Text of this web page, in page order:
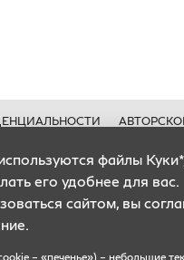
характер и ни при каких
определяемой
сведения носят
и не является
указаны с целью
файлы
его удобнее для вас.
сайтом, вы
– «печенье») – небольшие